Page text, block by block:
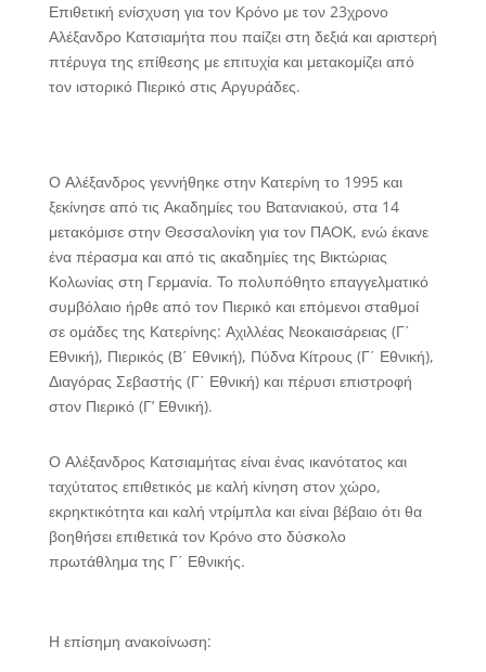
Επιθετική ενίσχυση για τον Κρόνο με τον 23χρονο
Αλέξανδρο Κατσιαμήτα που παίζει στη δεξιά και αριστερή
πτέρυγα της επίθεσης με επιτυχία και μετακομίζει από
τον ιστορικό Πιερικό στις Αργυράδες.
Ο Αλέξανδρος γεννήθηκε στην Κατερίνη το 1995 και
ξεκίνησε από τις Ακαδημίες του Βατανιακού, στα 14
μετακόμισε στην Θεσσαλονίκη για τον ΠΑΟΚ, ενώ έκανε
ένα πέρασμα και από τις ακαδημίες της Βικτώριας
Κολωνίας στη Γερμανία. Το πολυπόθητο επαγγελματικό
συμβόλαιο ήρθε από τον Πιερικό και επόμενοι σταθμοί
σε ομάδες της Κατερίνης: Αχιλλέας Νεοκαισάρειας (Γ΄
Εθνική), Πιερικός (Β΄ Εθνική), Πύδνα Κίτρους (Γ΄ Εθνική),
Διαγόρας Σεβαστής (Γ΄ Εθνική) και πέρυσι επιστροφή
στον Πιερικό (Γ’ Εθνική).
Ο Αλέξανδρος Κατσιαμήτας είναι ένας ικανότατος και
ταχύτατος επιθετικός με καλή κίνηση στον χώρο,
εκρηκτικότητα και καλή ντρίμπλα και είναι βέβαιο ότι θα
βοηθήσει επιθετικά τον Κρόνο στο δύσκολο
πρωτάθλημα της Γ΄ Εθνικής.
Η επίσημη ανακοίνωση: